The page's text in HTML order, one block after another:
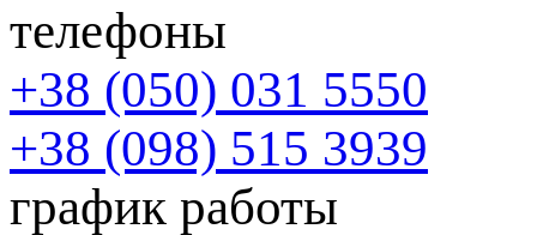
телефоны
+38 (050) 031 5550
+38 (098) 515 3939
график работы